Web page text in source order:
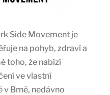
Side Movement je
na pohyb, zdraví a
toho, že nabízí
ve vlastní
Brně, nedávno